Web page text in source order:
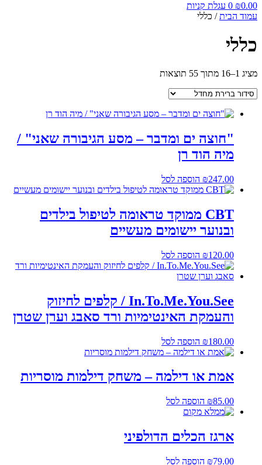
₪0.00
0 עגלת קניות
עמוד הבית/ כללי
כללי
מציג 1–16 מתוך 55 תוצאות
"חוצה ים ומדבר – מסע הגיבורה שאני" /
מיה הוד רן
₪247.00 הוספה לסל
CBT ממוקד טראומה לטיפול בילדים
ובנוער יישומים מעשיים
₪120.00 הוספה לסל
In.To.Me.You.See / קלפים לחיזוק
והעמקת האינטימיות ורד סאבג וערן שטרן
₪180.00 הוספה לסל
אמת או דילמה – משחק דילמות מוסריות
₪85.00 הוספה לסל
ארגז הכלים הדולפיני
₪79.00 הוספה לסל